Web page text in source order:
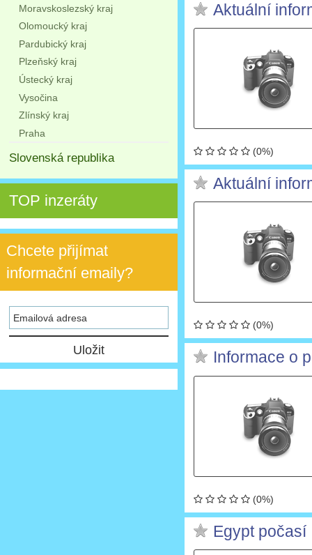
Moravskoslezský kraj
Olomoucký kraj
Pardubický kraj
Plzeňský kraj
Ústecký kraj
Vysočina
Zlínský kraj
Praha
Slovenská republika
TOP inzeráty
Chcete přijímat
informační emaily?
Aktuální
(0%)
Aktuální
(0%)
Informace o
(0%)
Egypt počasí